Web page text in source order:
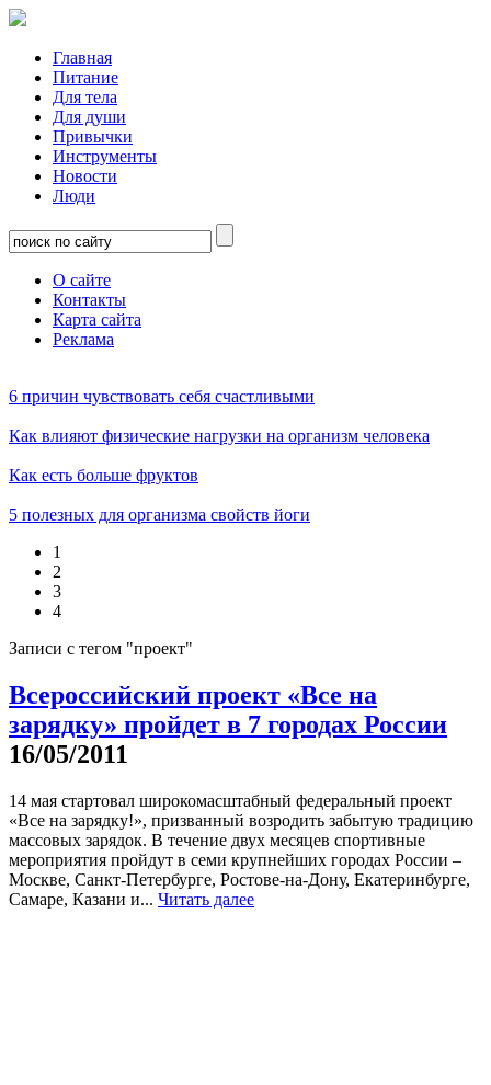
Главная
Питание
Для тела
Для души
Привычки
Инструменты
Новости
Люди
О сайте
Контакты
Карта сайта
Реклама
6 причин чувствовать себя счастливыми
Как влияют физические нагрузки на организм человека
Как есть больше фруктов
5 полезных для организма свойств йоги
1
2
3
4
Записи с тегом "проект"
Всероссийский проект «Все на
зарядку» пройдет в 7 городах России
16/05/2011
14 мая стартовал широкомасштабный федеральный проект
«Все на зарядку!», призванный возродить забытую традицию
массовых зарядок. В течение двух месяцев спортивные
мероприятия пройдут в семи крупнейших городах России –
Москве, Санкт-Петербурге, Ростове-на-Дону, Екатеринбурге,
Самаре, Казани и... Читать далее